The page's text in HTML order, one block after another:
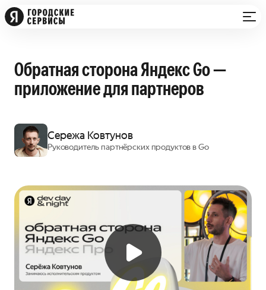
Обратная сторона Яндекс Go —
приложение для партнеров
Сережа Ковтунов
Руководитель партнёрских продуктов в Go